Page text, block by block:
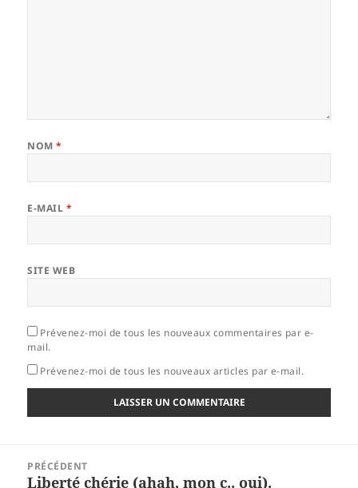
NOM*
E-MAIL *
SITE WEB
Prévenez-moi de tous les nouveaux commentaires par e-
mail.
Prévenez-moi de tous les nouveaux articles par e-mail.
PRÉCÉDENT
Article
Liberté chérie (ahah, mon c.. oui).